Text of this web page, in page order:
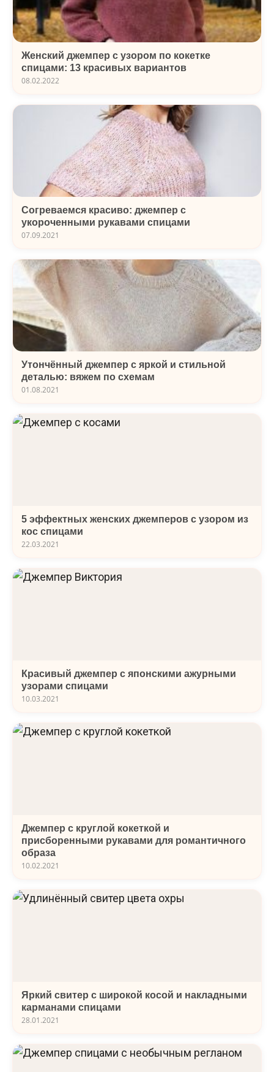
Женский джемпер с узором по кокетке
спицами: 13 красивых вариантов
08.02.2022
Согреваемся красиво: джемпер с
укороченными рукавами спицами
07.09.2021
Утончённый джемпер с яркой и стильной
деталью: вяжем по схемам
01.08.2021
5 эффектных женских джемперов с узором из
кос спицами
22.03.2021
Красивый джемпер с японскими ажурными
узорами спицами
10.03.2021
Джемпер с круглой кокеткой и
присборенными рукавами для романтичного
образа
10.02.2021
Яркий свитер с широкой косой и накладными
карманами спицами
28.01.2021